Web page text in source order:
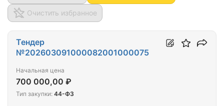
Очистить избранное
Тендер
№202603091000082001000075
Начальная цена
700 000,00 ₽
Тип закупки: 44-ФЗ